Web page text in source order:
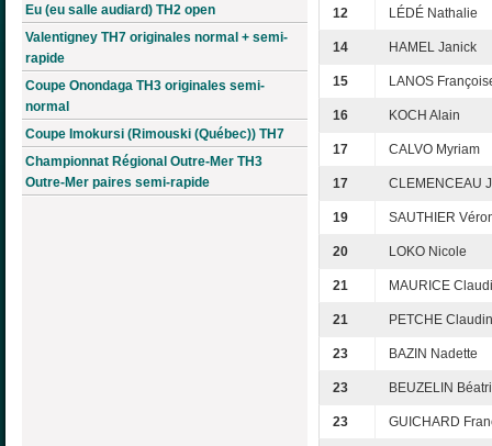
Eu (eu salle audiard) TH2 open
Valentigney TH7 originales normal + semi-
rapide
Coupe Onondaga TH3 originales semi-
normal
Coupe Imokursi (Rimouski (Québec)) TH7
Championnat Régional Outre-Mer TH3
Outre-Mer paires semi-rapide
12 LÉDÉ Nathalie
14 HAMEL Janick
15 LANOS
16 KOCH Alain
17 CALVO Myriam
17 CLEMENCEAU
19 SAUTHIER
20 LOKO Nicole
21 MAURICE
21 PETCHE
23 BAZIN Nadette
23 BEUZELIN
23 GUICHARD